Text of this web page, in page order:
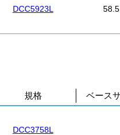
DCC5923L
規格 ベース
DCC3758L